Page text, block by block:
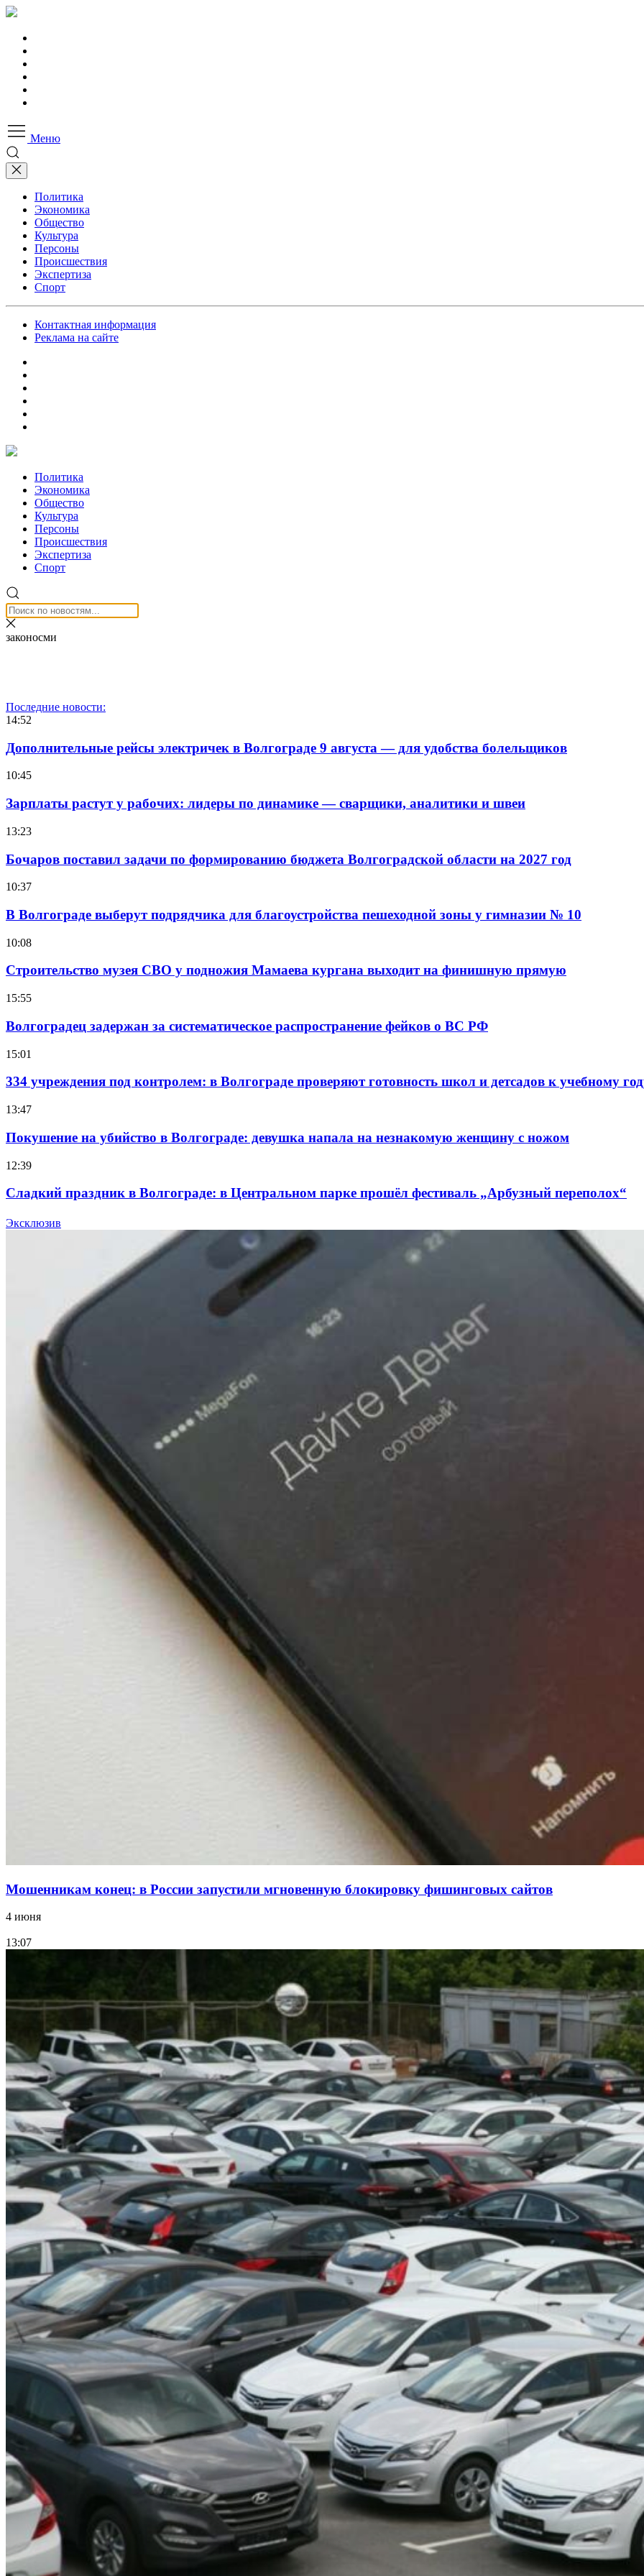
Меню
Политика
Экономика
Общество
Культура
Персоны
Происшествия
Экспертиза
Спорт
Контактная информация
Реклама на сайте
Политика
Экономика
Общество
Культура
Персоны
Происшествия
Экспертиза
Спорт
законосми
Последние новости:
14:52
Дополнительные рейсы электричек в Волгограде 9 августа — для удобства болельщиков
10:45
Зарплаты растут у рабочих: лидеры по динамике — сварщики, аналитики и швеи
13:23
Бочаров поставил задачи по формированию бюджета Волгоградской области на 2027 год
10:37
В Волгограде выберут подрядчика для благоустройства пешеходной зоны у гимназии № 10
10:08
Строительство музея СВО у подножия Мамаева кургана выходит на финишную прямую
15:55
Волгоградец задержан за систематическое распространение фейков о ВС РФ
15:01
334 учреждения под контролем: в Волгограде проверяют готовность школ и детсадов к учебному
13:47
Покушение на убийство в Волгограде: девушка напала на незнакомую женщину с ножом
12:39
Сладкий праздник в Волгограде: в Центральном парке прошёл фестиваль „Арбузный переполох“
15:10
Волгоградские компании нарастили экспорт: заключены контракты на 3,6 млн долларов
Эксклюзив
Мошенникам конец: в России запустили мгновенную блокировку фишинговых сайтов
4 июня
13:07